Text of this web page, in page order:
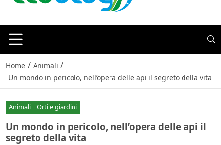
Home / Animali /
Un mondo in pericolo, nell’opera delle api il segreto della vita
Animali Orti e giardini
Un mondo in pericolo, nell’opera delle api il
segreto della vita